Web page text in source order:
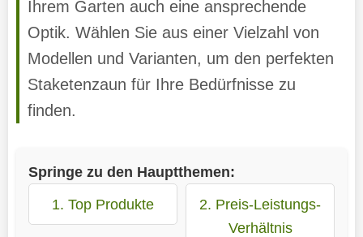
Ihrem Garten auch eine ansprechende
Optik. Wählen Sie aus einer Vielzahl von
Modellen und Varianten, um den perfekten
Staketenzaun für Ihre Bedürfnisse zu
finden.
Springe zu den Hauptthemen:
1. Top Produkte
2. Preis-Leistungs-
Verhältnis